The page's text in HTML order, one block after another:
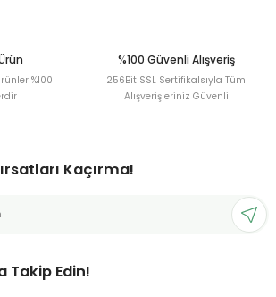
%100
%100 Güvenli Alışveriş
256Bit SSL Sertifikalsıyla Tüm
Alışverişleriniz Güvenli
Kaçırma!
Takip Edin!